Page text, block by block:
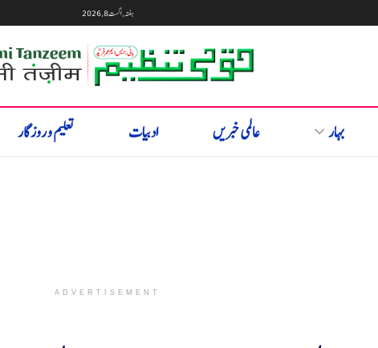
ہفتہ, اگست 8, 2026
بہار عالمی خبریں ادبیات تعلیم و روزگار
ADVERTISEMENT